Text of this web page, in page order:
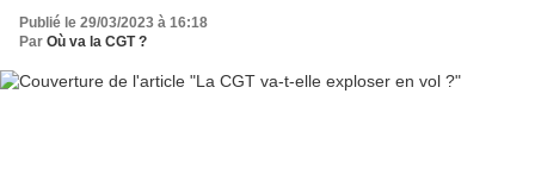
Publié le 29/03/2023 à 16:18
Par Où va la CGT ?